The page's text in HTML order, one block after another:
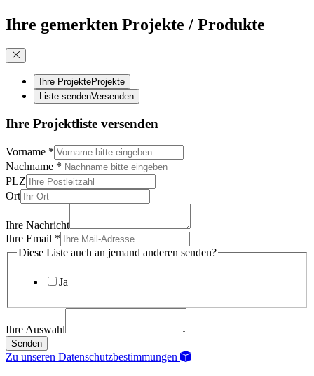
Ihre gemerkten Projekte / Produkte
Ihre ProjekteProjekte
Liste sendenVersenden
Ihre Projektliste versenden
Vorname *
Nachname *
PLZ
Ort
Ihre Nachricht
Ihre Email *
Diese Liste auch an jemand anderen senden?
Ja
Ihre Auswahl
Senden
Zu unseren Datenschutzbestimmungen